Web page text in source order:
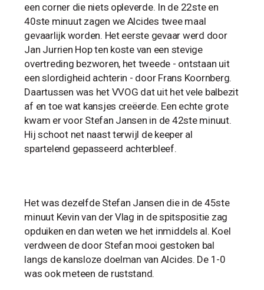
een corner die niets opleverde. In de 22ste en
40ste minuut zagen we Alcides twee maal
gevaarlijk worden. Het eerste gevaar werd door
Jan Jurrien Hop ten koste van een stevige
overtreding bezworen, het tweede - ontstaan uit
een slordigheid achterin - door Frans Koornberg.
Daartussen was het VVOG dat uit het vele balbezit
af en toe wat kansjes creëerde. Een echte grote
kwam er voor Stefan Jansen in de 42ste minuut.
Hij schoot net naast terwijl de keeper al
spartelend gepasseerd achterbleef.
Het was dezelfde Stefan Jansen die in de 45ste
minuut Kevin van der Vlag in de spitspositie zag
opduiken en dan weten we het inmiddels al. Koel
verdween de door Stefan mooi gestoken bal
langs de kansloze doelman van Alcides. De 1-0
was ook meteen de ruststand.